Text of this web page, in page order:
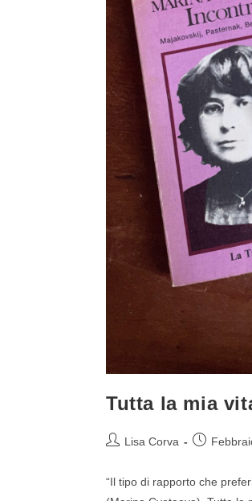
Tutta la mia
Lisa Corva
“Il tipo di rapporto che